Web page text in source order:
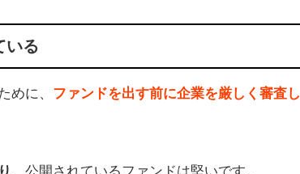
いる
めに、 ファンドを出す前に企業を厳しく審査し